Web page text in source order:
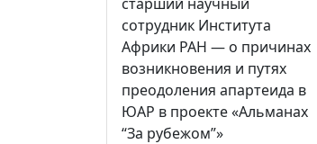
сотрудник Института
Африки РАН — о причинах
возникновения и путях
преодоления апартеида в
ЮАР в проекте «Альманах
“За рубежом”»